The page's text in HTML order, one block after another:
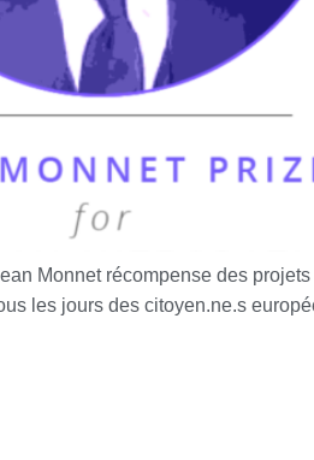
Monnet récompense des
les jours des citoyen.ne.s